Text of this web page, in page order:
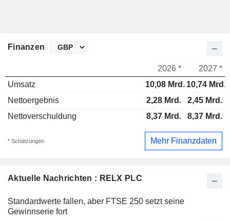
Aktuelle Nachrichten : RELX PLC
Standardwerte fallen, aber FTSE 250 setzt seine
Gewinnserie fort
Finanzen
2026 *
2027 *
Umsatz
10,08 Mrd. 10,74 Mrd.
Nettoergebnis
2,28 Mrd.
2,45 Mrd.
Nettoverschuldung
8,37 Mrd. 8,37 Mrd.
* Schätzungen Mehr Finanzdaten